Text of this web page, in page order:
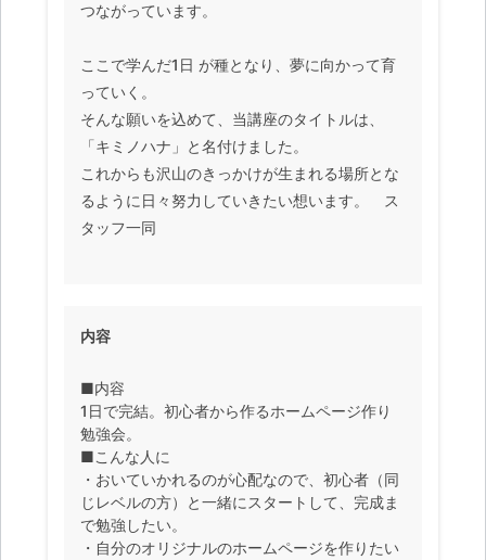
つながっています。
ここで学んだ1日 が種となり、夢に向かって育
っていく。
そんな願いを込めて、当講座のタイトルは、
「キミノハナ」と名付けました。
これからも沢山のきっかけが生まれる場所とな
るように日々努力していきたい想います。 ス
タッフ一同
内容
■内容
1日で完結。初心者から作るホームページ作り
勉強会。
■こんな人に
・おいていかれるのが心配なので、初心者（同
じレベルの方）と一緒にスタートして、完成ま
で勉強したい。
・自分のオリジナルのホームページを作りたい